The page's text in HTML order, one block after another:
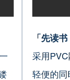
「先读
采用
轻便的同